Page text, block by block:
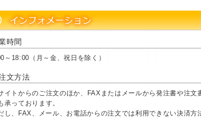
時間
～18:00（月～金、祝日を除く）
文方法
イトからのご注文のほか、FAXまたはメールから発注書や注
承っております。
し、FAX、メール、お電話からの注文では利用できない決済方